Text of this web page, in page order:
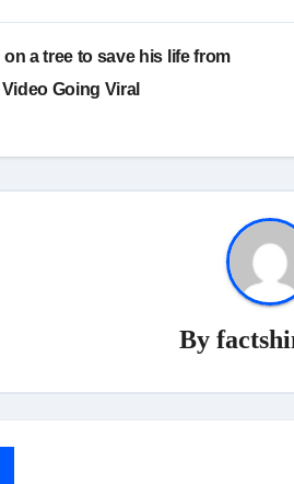
a tree to save his life from
Going Viral
By